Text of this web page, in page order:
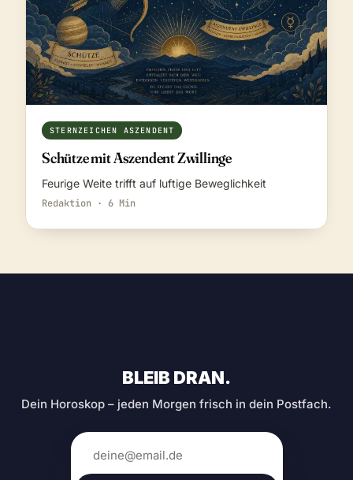
STERNZEICHEN ASZENDENT
Schütze mit Aszendent Zwillinge
Feurige Weite trifft auf luftige Beweglichkeit
Redaktion · 6 Min
BLEIB DRAN.
Dein Horoskop – jeden Morgen frisch in dein Postfach.